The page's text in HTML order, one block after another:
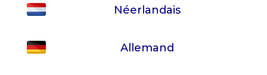
Néerlandais
Allemand